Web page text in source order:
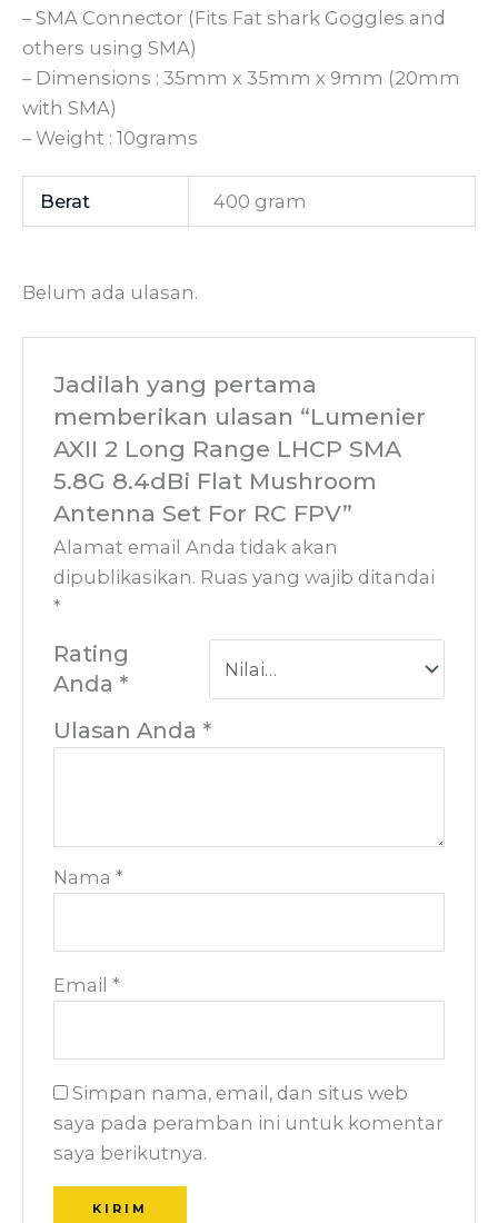
– SMA Connector (Fits Fat shark Goggles and
others using SMA)
– Dimensions : 35mm x 35mm x 9mm (20mm
with SMA)
– Weight : 10grams
Berat 400 gram
Belum ada ulasan.
Jadilah yang pertama
memberikan ulasan “Lumenier
AXII 2 Long Range LHCP SMA
5.8G 8.4dBi Flat Mushroom
Antenna Set For RC FPV”
Alamat email Anda tidak akan
dipublikasikan. Ruas yang wajib ditandai
*
Rating
Anda *
Ulasan Anda *
Nama*
Email*
Simpan nama, email, dan situs web
saya pada peramban ini untuk komentar
saya berikutnya.